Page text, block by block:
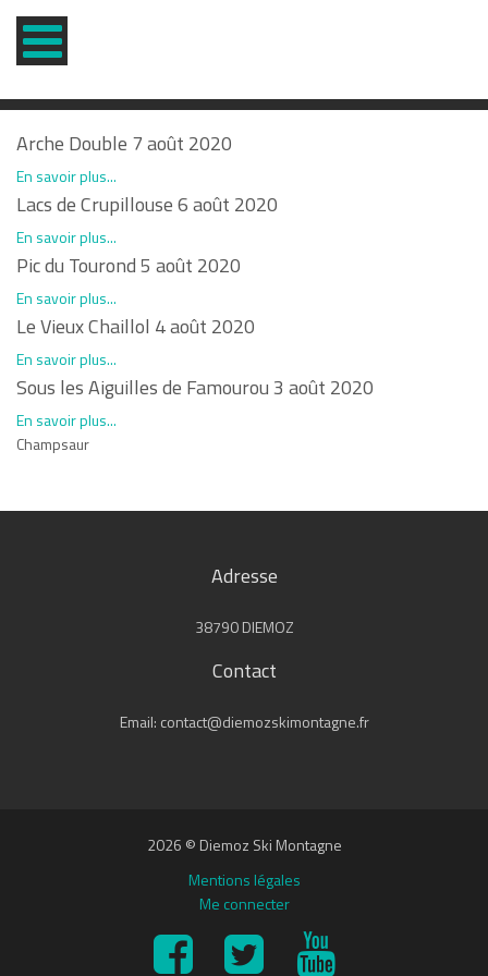
Arche Double 7 août 2020
En savoir plus...
Lacs de Crupillouse 6 août 2020
En savoir plus...
Pic du Tourond 5 août 2020
En savoir plus...
Le Vieux Chaillol 4 août 2020
En savoir plus...
Sous les Aiguilles de Famourou 3 août 2020
En savoir plus...
Champsaur
Adresse
38790 DIEMOZ
Contact
Email: contact@diemozskimontagne.fr
2026 © Diemoz Ski Montagne
Mentions légales
Me connecter